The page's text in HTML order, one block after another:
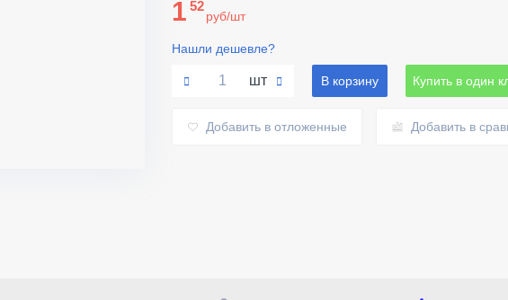
1 52
руб/шт
Нашли дешевле?
шт В корзину Купить в один
Добавить в отложенные Добавить в